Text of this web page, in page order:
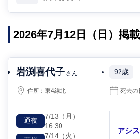
2026年7月12日（日）掲載
岩渕喜代子 さん 92歳
住所：東4線北 死去の
通夜
7/13 （月）
16:30
7/14 （火）
アシ